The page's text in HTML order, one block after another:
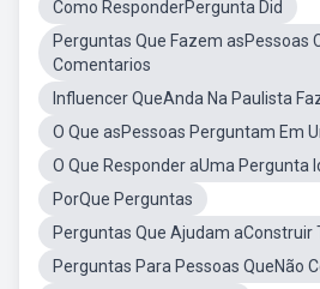
Como ResponderPergunta Did
Perguntas Que Fazem asPessoas
Comentarios
Influencer QueAnda Na Paulista
O Que asPessoas Perguntam Em
O Que Responder aUma Pergunta
PorQue Perguntas
Perguntas Que Ajudam aConstruir
Perguntas Para Pessoas QueNão